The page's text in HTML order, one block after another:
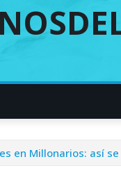
en Millonarios: así